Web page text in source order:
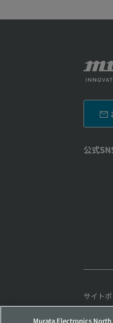
公式
サイト
サイト
Murata Electronics